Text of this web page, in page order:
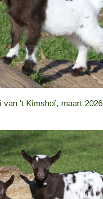
van 't Kimshof, maart 2026